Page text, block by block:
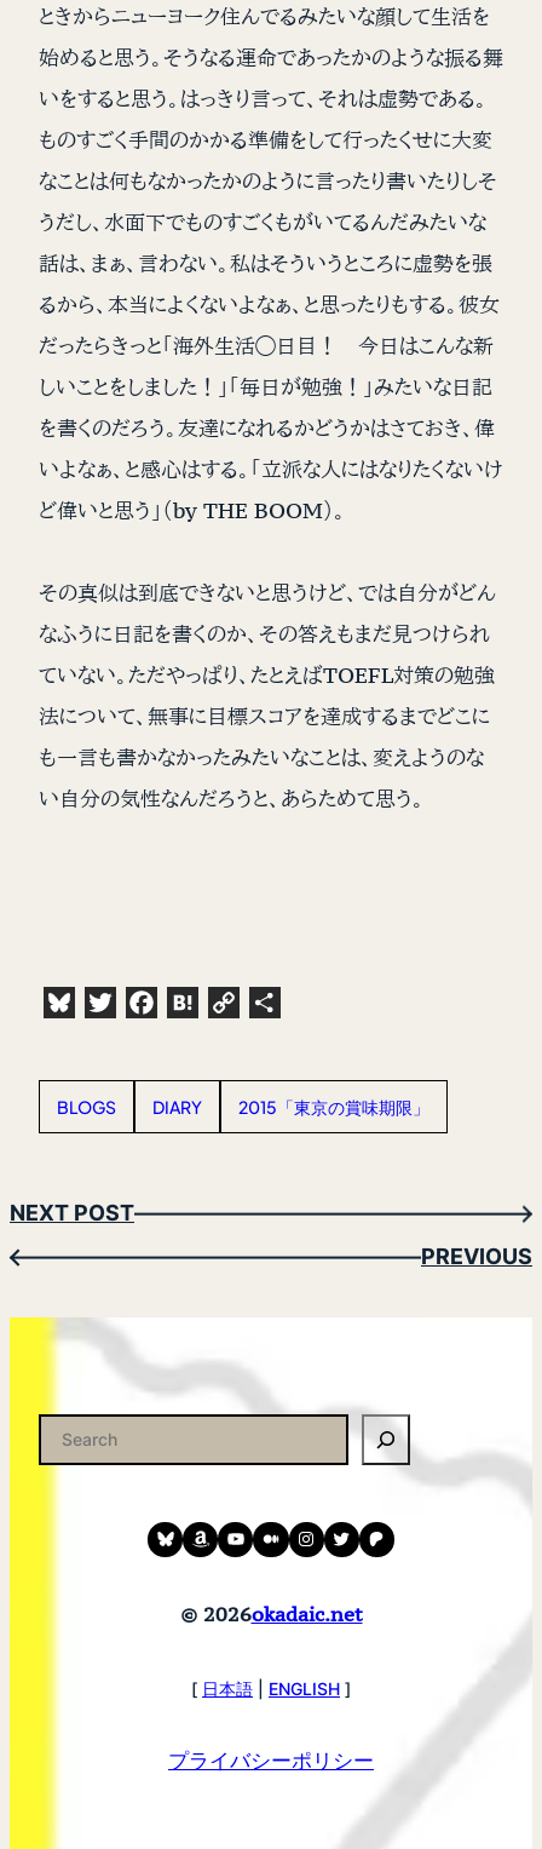
ときからニューヨーク住んでるみたいな顔して生活を
始めると思う。そうなる運命であったかのような振る舞
いをすると思う。はっきり言って、それは虚勢である。
ものすごく手間のかかる準備をして行ったくせに大変
なことは何もなかったかのように言ったり書いたりしそ
うだし、水面下でものすごくもがいてるんだみたいな
話は、まぁ、言わない。私はそういうところに虚勢を張
るから、本当によくないよなぁ、と思ったりもする。彼女
だったらきっと「海外生活◯日目！ 今日はこんな新
しいことをしました！」「毎日が勉強！」みたいな日記
を書くのだろう。友達になれるかどうかはさておき、偉
いよなぁ、と感心はする。「立派な人にはなりたくないけ
ど偉いと思う」（by THE BOOM）。
その真似は到底できないと思うけど、では自分がどん
なふうに日記を書くのか、その答えもまだ見つけられ
ていない。ただやっぱり、たとえばTOEFL対策の勉強
法について、無事に目標スコアを達成するまでどこに
も一言も書かなかったみたいなことは、変えようのな
い自分の気性なんだろうと、あらためて思う。
BlueskyTwitterFacebookHatenaCopy
BLOGS DIARY 2015「東京の賞味期限」
NEXT POST
→
←
PREVIOUS
索
BlueskyamazonYouTubemediuminstagram
twitterpatreon
© 2026okadaic.net
[ 日本語 ENGLISH ]
プライバシーポリシー